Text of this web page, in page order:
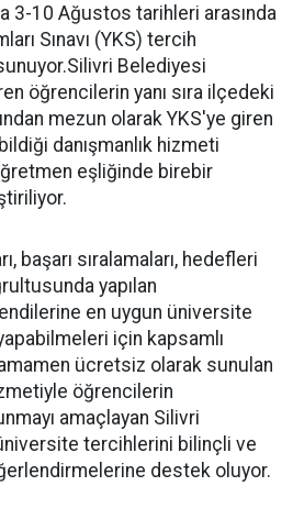
3-10 Ağustos tarihleri arasında
Sınavı (YKS) tercih
Belediyesi
öğrencilerin yanı sıra ilçedeki
mezun olarak YKS'ye giren
danışmanlık hizmeti
eşliğinde birebir
başarı sıralamaları, hedefleri
yapılan
en uygun üniversite
için kapsamlı
ücretsiz olarak sunulan
öğrencilerin
amaçlayan Silivri
tercihlerini bilinçli ve
destek oluyor.